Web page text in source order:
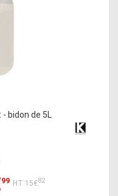
bidon de 5L
99 HT:15€82